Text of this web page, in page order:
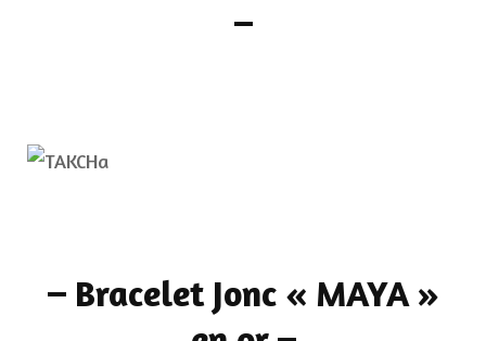
–
– Bracelet Jonc « MAYA »